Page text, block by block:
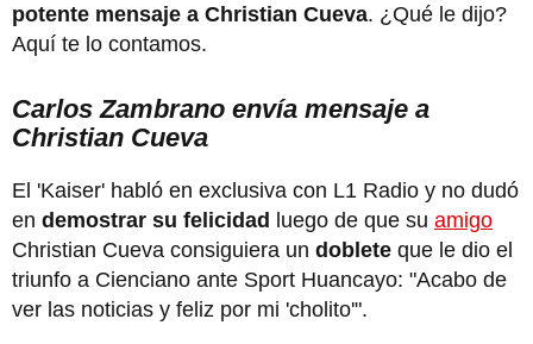
potente mensaje a Christian Cueva. ¿Qué le dijo?
Aquí te lo contamos.
Carlos Zambrano envía mensaje a
Christian Cueva
El 'Kaiser' habló en exclusiva con L1 Radio y no dudó
en demostrar su felicidad luego de que su amigo
Christian Cueva consiguiera un doblete que le dio el
triunfo a Cienciano ante Sport Huancayo: "Acabo de
ver las noticias y feliz por mi 'cholito'".